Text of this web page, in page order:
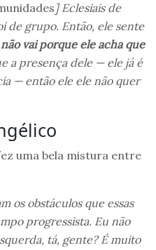
] Eclesiais de
de grupo. Então, ele sente
vai porque ele acha que
a presença dele — ele já é
— então ele ele não quer
uma bela mistura entre
os obstáculos que essas
progressista. Eu não
tá, gente? É muito